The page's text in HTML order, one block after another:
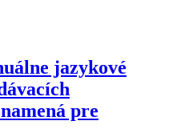
jazykové
pre